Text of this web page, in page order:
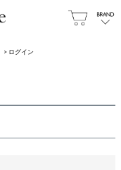
ログイン